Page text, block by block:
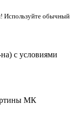
Используйте обычный
с условиями
МК